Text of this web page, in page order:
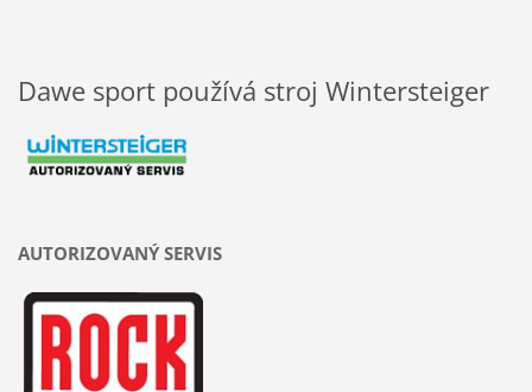
Dawe sport používá stroj Wintersteiger
AUTORIZOVANÝ SERVIS